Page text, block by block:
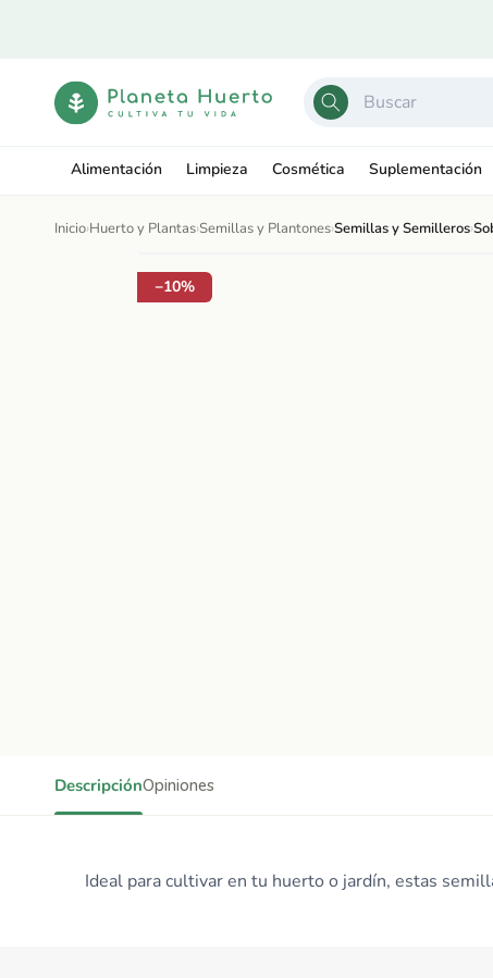
Alimentación Limpieza Cosmética Suplementación
Inicio›Huerto y Plantas›Semillas y Plantones›Semillas y Semilleros›
Ir
a la
información
elemento
−10%
DescripciónOpiniones
Ideal para cultivar en tu huerto o jardín, estas